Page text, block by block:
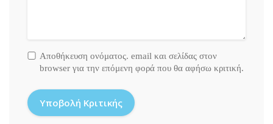
Αποθήκευση ονόματος. email και σελίδας στον
browser για την επόμενη φορά που θα αφήσω κριτική.